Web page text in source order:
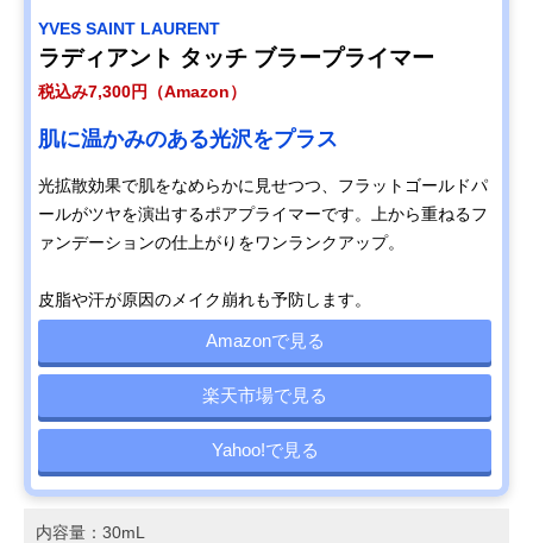
YVES SAINT LAURENT
ラディアント タッチ ブラープライマー
税込み7,300円（Amazon）
肌に温かみのある光沢をプラス
光拡散効果で肌をなめらかに見せつつ、フラットゴールドパ
ールがツヤを演出するポアプライマーです。上から重ねるフ
ァンデーションの仕上がりをワンランクアップ。
皮脂や汗が原因のメイク崩れも予防します。
Amazonで見る
楽天市場で見る
Yahoo!で見る
内容量：30mL